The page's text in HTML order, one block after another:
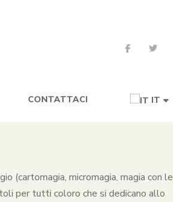
CONTATTACI IT
(cartomagia, micromagia, magia con le
per tutti coloro che si dedicano allo